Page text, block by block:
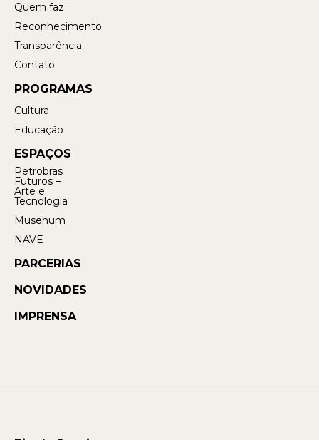
Quem faz
Reconhecimento
Transparência
Contato
PROGRAMAS
Cultura
Educação
ESPAÇOS
Petrobras
Futuros –
Arte e
Tecnologia
Musehum
NAVE
PARCERIAS
NOVIDADES
IMPRENSA